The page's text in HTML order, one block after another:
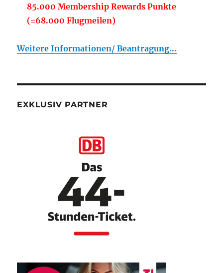
85.000 Membership Rewards Punkte
(=68.000 Flugmeilen)
Weitere Informationen/ Beantragung...
EXKLUSIV PARTNER